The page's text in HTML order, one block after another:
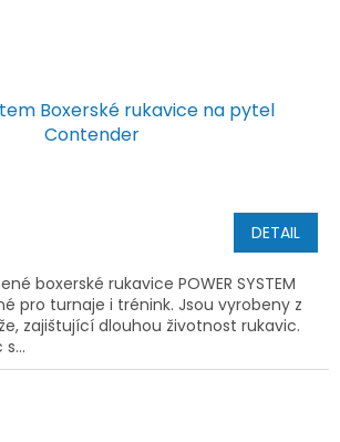
Boxerské rukavice na pytel
Contender
DETAIL
boxerské rukavice POWER SYSTEM
pro turnaje i trénink. Jsou vyrobeny z
zajištující dlouhou životnost rukavic.